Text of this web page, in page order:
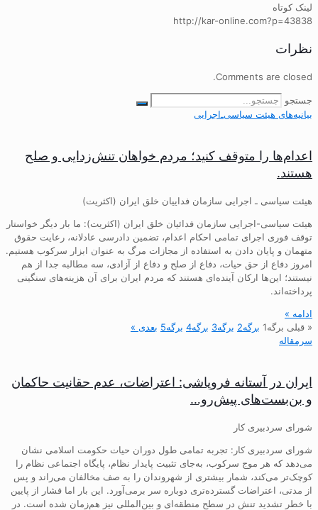
لینک کوتاه
http://kar-online.com?p=43838
نظرات
Comments are closed.
جستجو
بیانیه‌های هیئت‌ سیاسی‌ـ‌اجرایی
اعدام‌ها را متوقف کنید؛ مردم خواهان تنش‌زدایی و صلح
هستند.
هیئت سیاسی ـ اجرایی سازمان فداییان خلق ایران (اکثریت)
هیئت سیاسی-اجرایی سازمان فدائیان خلق ایران (اکثریت): ما بار دیگر خواستار
توقف فوری اجرای تمامی احکام اعدام، تضمین دادرسی عادلانه، رعایت حقوق
متهمان و پایان دادن به استفاده از مجازات مرگ به عنوان ابزار سرکوب هستیم.
امروز دفاع از حق حیات، دفاع از صلح و دفاع از آزادی، سه مطالبه جدا از هم
نیستند؛ این‌ها ارکان آینده‌ای هستند که مردم ایران برای آن هزینه‌های سنگینی
پرداخته‌اند.
ادامه »
« قبلی برگه1 برگه2 برگه3 برگه4 برگه5 بعدی »
سرمقاله
ایران در آستانه فروپاشی: اعتراضات، عدم حقانیت حاکمان
و بن‌بست‌های پیش‌رو…
شورای سردبیری کار
شورای سردبیری کار: تجربه تمامی طول دوران حیات حکومت اسلامی نشان
می‌دهد که هر موج سرکوب، به‌جای تثبیت پایدار نظام، پایگاه اجتماعی نظام را
کوچک‌تر می‌کند، شمار بیشتری از شهروندان را به صف مخالفان می‌راند و پس
از مدتی، اعتراضات گسترده‌تری دوباره سر برمی‌آورد. این بار اما فشار از پایین
با خطر تشدید تنش در سطح منطقه‌ای و بین‌المللی نیز هم‌زمان شده است. در